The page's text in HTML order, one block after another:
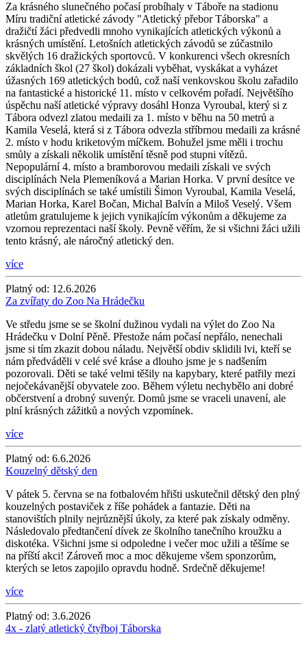
Za krásného slunečného počasí probíhaly v Táboře na stadionu
Míru tradiční atletické závody "Atletický přebor Táborska" a
dražičtí žáci předvedli mnoho vynikajících atletických výkonů a
krásných umístění. Letošních atletických závodů se zúčastnilo
skvělých 16 dražických sportovců. V konkurenci všech okresních
základních škol (27 škol) dokázali vyběhat, vyskákat a vyházet
úžasných 169 atletických bodů, což naší venkovskou školu zařadilo
na fantastické a historické 11. místo v celkovém pořadí. Největšího
úspěchu naší atletické výpravy dosáhl Honza Vyroubal, který si z
Tábora odvezl zlatou medaili za 1. místo v běhu na 50 metrů a
Kamila Veselá, která si z Tábora odvezla stříbrnou medaili za krásné
2. místo v hodu kriketovým míčkem. Bohužel jsme měli i trochu
smůly a získali několik umístění těsně pod stupni vítězů.
Nepopulární 4. místo a bramborovou medaili získali ve svých
disciplínách Nela Plemeníková a Marian Horka. V první desítce ve
svých disciplínách se také umístili Šimon Vyroubal, Kamila Veselá,
Marian Horka, Karel Bočan, Michal Balvín a Miloš Veselý. Všem
atletům gratulujeme k jejich vynikajícím výkonům a děkujeme za
vzornou reprezentaci naší školy. Pevně věřím, že si všichni žáci užili
tento krásný, ale náročný atletický den.
více
Platný od: 12.6.2026
Za zvířaty do Zoo Na Hrádečku
Ve středu jsme se se školní dužinou vydali na výlet do Zoo Na
Hrádečku v Dolní Pěně. Přestože nám počasí nepřálo, nenechali
jsme si tím zkazit dobou náladu. Největší obdiv sklidili lvi, kteří se
nám předváděli v celé své kráse a dlouho jsme je s nadšením
pozorovali. Děti se také velmi těšily na kapybary, které patřily mezi
nejočekávanější obyvatele zoo. Během výletu nechybělo ani dobré
občerstvení a drobný suvenýr. Domů jsme se vraceli unavení, ale
plní krásných zážitků a nových vzpomínek.
více
Platný od: 6.6.2026
Kouzelný dětský den
V pátek 5. června se na fotbalovém hřišti uskutečnil dětský den plný
kouzelných postaviček z říše pohádek a fantazie. Děti na
stanovištích plnily nejrůznější úkoly, za které pak získaly odměny.
Následovalo předtančení dívek ze školního tanečního kroužku a
diskotéka. Všichni jsme si odpoledne i večer moc užili a těšíme se
na příští akci! Zároveň moc a moc děkujeme všem sponzorům,
kterých se letos zapojilo opravdu hodně. Srdečně děkujeme!
více
Platný od: 3.6.2026
4x - zlatý atletický čtyřboj Táborska